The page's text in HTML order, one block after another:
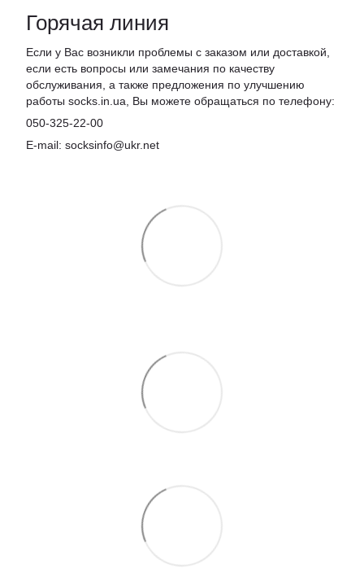
Горячая линия
Если у Вас возникли проблемы с заказом или доставкой,
если есть вопросы или замечания по качеству
обслуживания, а также предложения по улучшению
работы socks.in.ua, Вы можете обращаться по телефону:
050-325-22-00
E-mail: socksinfo@ukr.net